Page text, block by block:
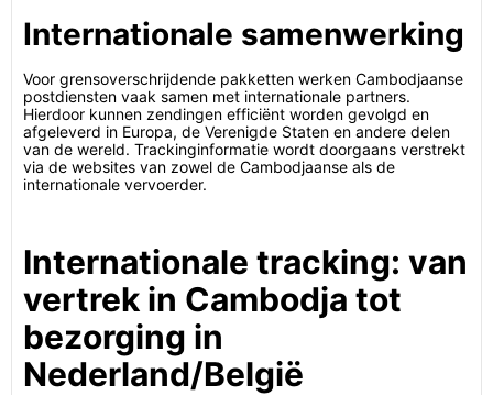
Internationale samenwerking
Voor grensoverschrijdende pakketten werken Cambodjaanse
postdiensten vaak samen met internationale partners.
Hierdoor kunnen zendingen efficiënt worden gevolgd en
afgeleverd in Europa, de Verenigde Staten en andere delen
van de wereld. Trackinginformatie wordt doorgaans verstrekt
via de websites van zowel de Cambodjaanse als de
internationale vervoerder.
Internationale tracking: van
vertrek in Cambodja tot
bezorging in
Nederland/België